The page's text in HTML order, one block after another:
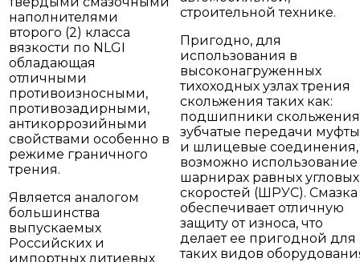
наполнителями
второго (2) класса
вязкости по NLGI
обладающая
отличными
противоизносными,
противозадирными,
антикоррозийными
свойствами особенно в
режиме граничного
трения.
Является аналогом
большинства
выпускаемых
Российских и
импортных литиевых
строительной технике.
Пригодно, для
использования в
высоконагруженных
тихоходных узлах трения
скольжения таких как:
подшипники
зубчатые передачи муфты
и шлицевые соединения,
возможно использование
шарнирах равных угловых
скоростей (ШРУС). Смазка
обеспечивает отличную
защиту от износа, что
делает ее пригодной для
таких видов